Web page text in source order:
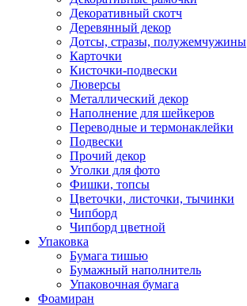
Декоративный скотч
Деревянный декор
Дотсы, стразы, полужемчужины
Карточки
Кисточки-подвески
Люверсы
Металлический декор
Наполнение для шейкеров
Переводные и термонаклейки
Подвески
Прочий декор
Уголки для фото
Фишки, топсы
Цветочки, листочки, тычинки
Чипборд
Чипборд цветной
Упаковка
Бумага тишью
Бумажный наполнитель
Упаковочная бумага
Фоамиран